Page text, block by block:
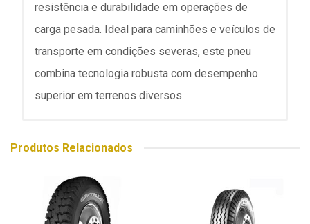
resistência e durabilidade em operações de
carga pesada. Ideal para caminhões e veículos de
transporte em condições severas, este pneu
combina tecnologia robusta com desempenho
superior em terrenos diversos.
Produtos Relacionados